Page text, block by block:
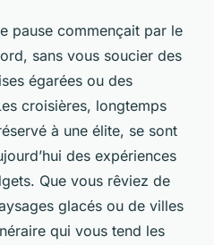
pause commençait par le
sans vous soucier des
égarées ou des
croisières, longtemps
à une élite, se sont
des expériences
Que vous rêviez de
glacés ou de villes
qui vous tend les